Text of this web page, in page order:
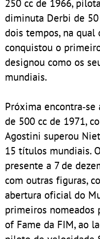
250 cc de 1966,
diminuta Derbi de
dois tempos, na
conquistou o
designou como os
mundiais.
Próxima
de 500 cc de 1971,
Agostini superou
15 títulos mundiais.
presente a 7 de
com outras figuras,
abertura oficial do
primeiros nomeados
of Fame da FIM, ao